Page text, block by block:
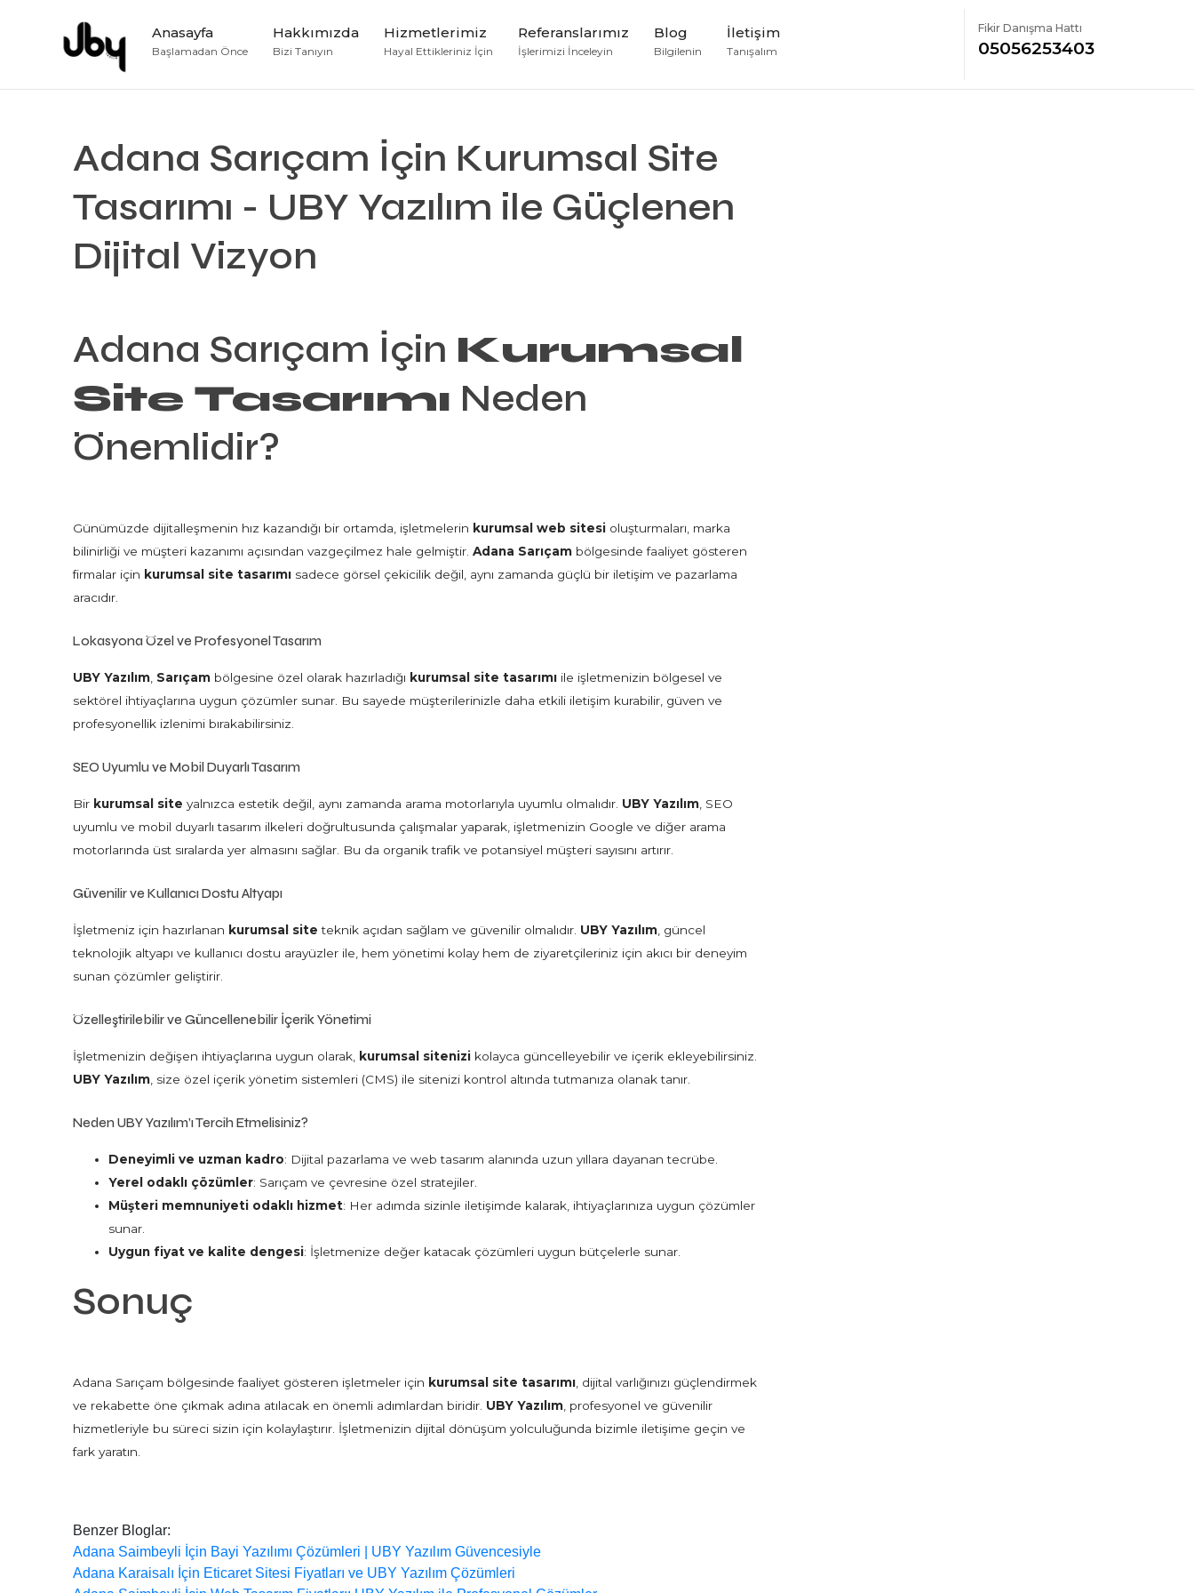
Anasayfa
Başlamadan Önce
Hakkımızda
Bizi Tanıyın
Hizmetlerimiz
Hayal Ettikleriniz İçin
Referanslarımız
İşlerimizi İnceleyin
Blog
Bilgilenin
İletişim
Tanışalım
Fikir Danışma Hattı
05056253403
Adana Sarıçam İçin Kurumsal Site
Tasarımı - UBY Yazılım ile Güçlenen
Dijital Vizyon
Adana Sarıçam İçin Kurumsal
Site Tasarımı Neden
Önemlidir?
Günümüzde dijitalleşmenin hız kazandığı bir ortamda, işletmelerin kurumsal web sitesi oluşturmaları, marka
bilinirliği ve müşteri kazanımı açısından vazgeçilmez hale gelmiştir.Adana Sarıçam bölgesinde faaliyet gösteren
firmalar için kurumsal site tasarımı sadece görsel çekicilik değil, aynı zamanda güçlü bir iletişim ve pazarlama
aracıdır.
Lokasyona Özel ve Profesyonel Tasarım
UBY Yazılım Sarıçam bölgesine özel olarak hazırladığı kurumsal site tasarımı ile işletmenizin bölgesel ve
sektörel ihtiyaçlarına uygun çözümler sunar. Bu sayede müşterilerinizle daha etkili iletişim kurabilir, güven ve
profesyonellik izlenimi bırakabilirsiniz.
SEO Uyumlu ve Mobil Duyarlı Tasarım
Bir kurumsal site yalnızca estetik değil, aynı zamanda arama motorlarıyla uyumlu olmalıdır. UBY Yazılım , SEO
uyumlu ve mobil duyarlı tasarım ilkeleri doğrultusunda çalışmalar yaparak, işletmenizin Google ve diğer arama
motorlarında üst sıralarda yer almasını sağlar. Bu da organik trafik ve potansiyel müşteri sayısını artırır.
Güvenilir ve Kullanıcı Dostu Altyapı
İşletmeniz için hazırlanan kurumsal site teknik açıdan sağlam ve güvenilir olmalıdır. UBY Yazılım , güncel
teknolojik altyapı ve kullanıcı dostu arayüzler ile, hem yönetimi kolay hem de ziyaretçileriniz için akıcı bir deneyim
sunan çözümler geliştirir.
Özelleştirilebilir ve Güncellenebilir İçerik Yönetimi
İşletmenizin değişen ihtiyaçlarına uygun olarak, kurumsal sitenizi kolayca güncelleyebilir ve içerik ekleyebilirsiniz.
UBY Yazılım , size özel içerik yönetim sistemleri (CMS) ile sitenizi kontrol altında tutmanıza olanak tanır.
Neden UBY Yazılım’ı Tercih Etmelisiniz?
Deneyimli ve uzman kadro: Dijital pazarlama ve web tasarım alanında uzun yıllara dayanan tecrübe.
Yerel odaklı çözümler: Sarıçam ve çevresine özel stratejiler.
Müşteri memnuniyeti odaklı hizmet: Her adımda sizinle iletişimde kalarak, ihtiyaçlarınıza uygun çözümler
sunar.
Uygun fiyat ve kalite dengesi: İşletmenize değer katacak çözümleri uygun bütçelerle sunar.
Sonuç
Adana Sarıçam bölgesinde faaliyet gösteren işletmeler için kurumsal site tasarımı , dijital varlığınızı güçlendirmek
ve rekabette öne çıkmak adına atılacak en önemli adımlardan biridir. UBY Yazılım , profesyonel ve güvenilir
hizmetleriyle bu süreci sizin için kolaylaştırır. İşletmenizin dijital dönüşüm yolculuğunda bizimle iletişime geçin ve
fark yaratın.
Benzer Bloglar:
Adana Saimbeyli İçin Bayi Yazılımı Çözümleri | UBY Yazılım Güvencesiyle
Adana Karaisalı İçin Eticaret Sitesi Fiyatları ve UBY Yazılım Çözümleri